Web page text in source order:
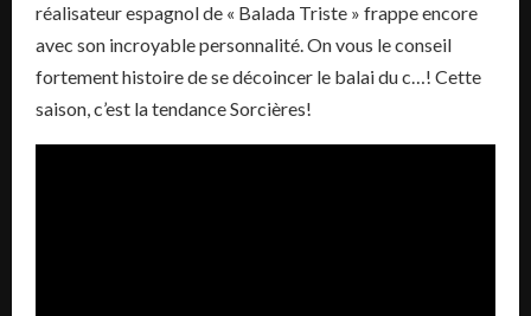
réalisateur espagnol de « Balada Triste » frappe encore
avec son incroyable personnalité. On vous le conseil
fortement histoire de se décoincer le balai du c…! Cette
saison, c’est la tendance Sorcières!